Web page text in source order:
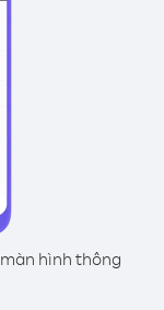
hình thông